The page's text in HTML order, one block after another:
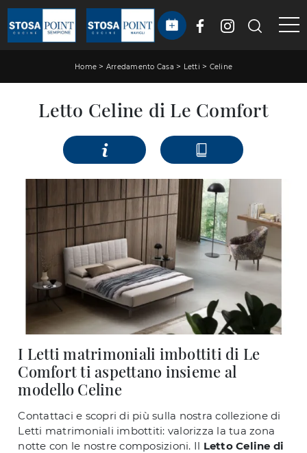
Home > Arredamento Casa > Letti > Celine
Letto Celine di Le Comfort
I Letti matrimoniali imbottiti di Le
Comfort ti aspettano insieme al
modello Celine
Contattaci e scopri di più sulla nostra collezione di
Letti matrimoniali imbottiti: valorizza la tua zona
notte con le nostre composizioni. Il Letto Celine di